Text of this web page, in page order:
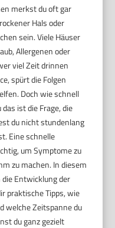
merkst du oft gar
Hals oder
sein. Viele Häuser
Allergenen oder
viel Zeit drinnen
spürt die Folgen
Doch wie schnell
ist die Frage, die
du nicht stundenlang
Eine schnelle
um Symptome zu
zu machen. In diesem
Entwicklung der
praktische Tipps, wie
welche Zeitspanne du
du ganz gezielt